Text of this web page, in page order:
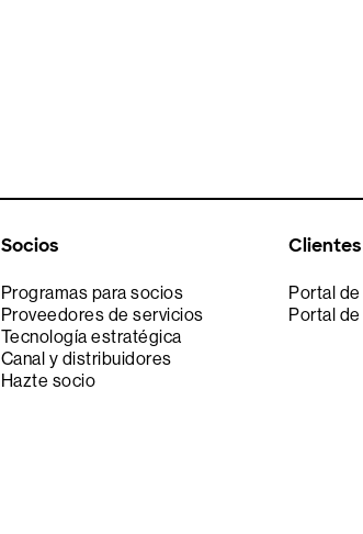
Socios
Programas para socios
Proveedores de servicios
Tecnología estratégica
Canal y distribuidores
Hazte socio
Portal
Portal